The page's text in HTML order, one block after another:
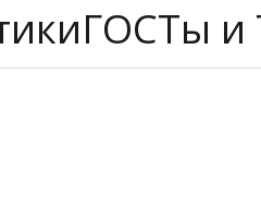
ГОСТы и